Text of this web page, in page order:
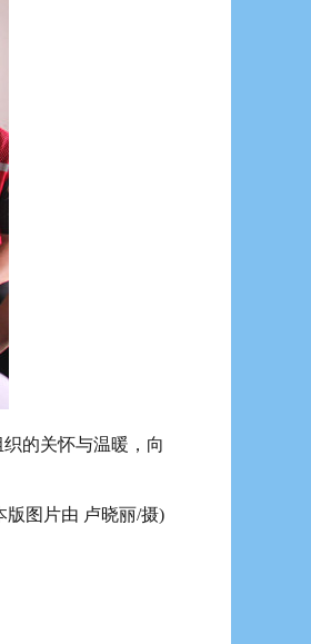
的关怀与温暖，向
版图片由 卢晓丽/摄)